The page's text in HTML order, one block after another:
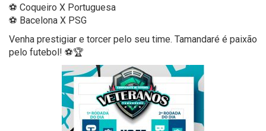
⚽ Coqueiro X Portuguesa
⚽ Bacelona X PSG
Venha prestigiar e torcer pelo seu time. Tamandaré é paixão
pelo futebol! ⚽🏆